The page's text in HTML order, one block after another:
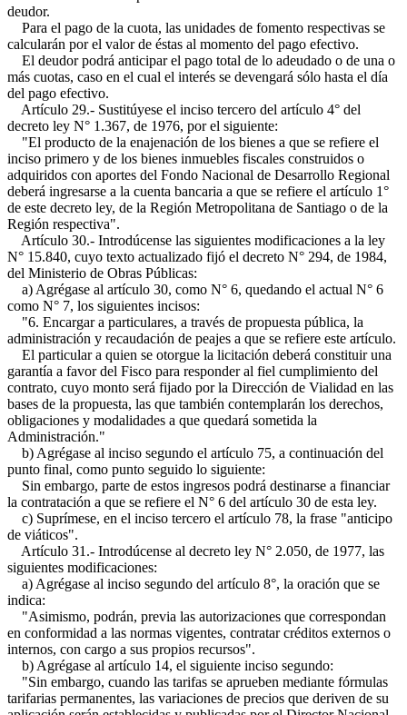
deudor.
Para el pago de la cuota, las unidades de fomento respectivas se
calcularán por el valor de éstas al momento del pago efectivo.
El deudor podrá anticipar el pago total de lo adeudado o de una o
más cuotas, caso en el cual el interés se devengará sólo hasta el día
del pago efectivo.
Artículo 29.- Sustitúyese el inciso tercero del artículo 4° del
decreto ley N° 1.367, de 1976, por el siguiente:
"El producto de la enajenación de los bienes a que se refiere el
inciso primero y de los bienes inmuebles fiscales construidos o
adquiridos con aportes del Fondo Nacional de Desarrollo Regional
deberá ingresarse a la cuenta bancaria a que se refiere el artículo 1°
de este decreto ley, de la Región Metropolitana de Santiago o de la
Región respectiva".
Artículo 30.- Introdúcense las siguientes modificaciones a la ley
N° 15.840, cuyo texto actualizado fijó el decreto N° 294, de 1984,
del Ministerio de Obras Públicas:
a) Agrégase al artículo 30, como N° 6, quedando el actual N° 6
como N° 7, los siguientes incisos:
"6. Encargar a particulares, a través de propuesta pública, la
administración y recaudación de peajes a que se refiere este artículo.
El particular a quien se otorgue la licitación deberá constituir una
garantía a favor del Fisco para responder al fiel cumplimiento del
contrato, cuyo monto será fijado por la Dirección de Vialidad en las
bases de la propuesta, las que también contemplarán los derechos,
obligaciones y modalidades a que quedará sometida la
Administración."
b) Agrégase al inciso segundo el artículo 75, a continuación del
punto final, como punto seguido lo siguiente:
Sin embargo, parte de estos ingresos podrá destinarse a financiar
la contratación a que se refiere el N° 6 del artículo 30 de esta ley.
c) Suprímese, en el inciso tercero el artículo 78, la frase "anticipo
de viáticos".
Artículo 31.- Introdúcense al decreto ley N° 2.050, de 1977, las
siguientes modificaciones:
a) Agrégase al inciso segundo del artículo 8°, la oración que se
indica:
"Asimismo, podrán, previa las autorizaciones que correspondan
en conformidad a las normas vigentes, contratar créditos externos o
internos, con cargo a sus propios recursos".
b) Agrégase al artículo 14, el siguiente inciso segundo:
"Sin embargo, cuando las tarifas se aprueben mediante fórmulas
tarifarias permanentes, las variaciones de precios que deriven de su